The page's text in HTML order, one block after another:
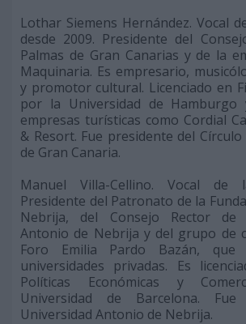
Lothar Siemens Hernández. Vocal
desde 2009. Presidente del
Palmas de Gran Canarias y de la
Maquinaria. Es empresario,
y promotor cultural. Licenciado en
por la Universidad de Hamburgo
empresas turísticas como Cordial
& Resort. Fue presidente del
de Gran Canaria.
Manuel Villa-Cellino. Vocal de
Presidente del Patronato de la
Nebrija, del Consejo Rector de
Antonio de Nebrija y del grupo de
Foro Emilia Pardo Bazán,
universidades privadas. Es
Políticas Económicas y
Universidad de Barcelona.
Universidad Antonio de Nebrija.